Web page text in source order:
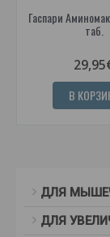
Гаспари
таб.
В
ДЛЯ
ДЛЯ